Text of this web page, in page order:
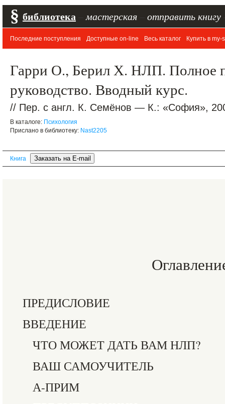
§ библиотека мастерская отправить книгу
Последние поступления Доступные on-line Весь каталог Купить в my-
Гарри О., Берил Х. НЛП. Полное
руководство. Вводный курс.
// Пер. с англ. К. Семёнов — К.: «София»,
В каталоге: Психология
Прислано в библиотеку: Nast2205
Книга
ПРЕДИСЛОВИЕ
ВВЕДЕНИЕ
ЧТО МОЖЕТ ДАТЬ ВАМ НЛП?
ВАШ САМОУЧИТЕЛЬ
А-ПРИМ